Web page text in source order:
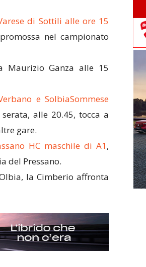
di Sottili alle ore 15
nel campionato
Maurizio Ganza alle 15
e SolbiaSommese
alle 20.45, tocca a
gare.
HC maschile di A1,
del Pressano.
la Cimberio affronta